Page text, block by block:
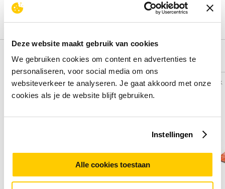
Deze website maakt gebruik van cookies
We gebruiken cookies om content en advertenties te
personaliseren, voor social media om ons
websiteverkeer te analyseren. Je gaat akkoord met onze
cookies als je de website blijft gebruiken.
Instellingen
Alle cookies toestaan
Schrijf een review
Alternatieven
Vergelijk Vergelijk